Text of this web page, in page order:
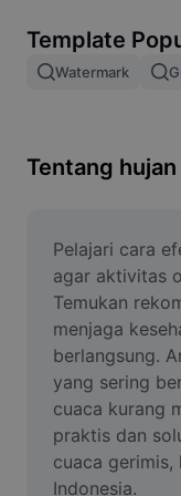
Gabung gambar
Ubah Ukuran
Pembuat Meme
AI Text Remover
AI People
AI Inpainting
Face Cutout
Template
Watermark
Tentang
Pelajari cara
agar aktivitas
Temukan
menjaga
berlangsung.
yang sering
cuaca kurang
praktis dan
cuaca gerimis,
Indonesia.